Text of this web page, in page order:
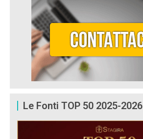
Le Fonti TOP 50 2025-2026